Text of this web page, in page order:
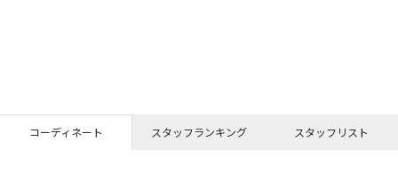
コーディネート スタッフランキング スタッフリスト